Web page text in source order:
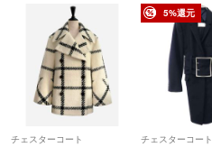
チェスターコート
5%還元
チェスターコート